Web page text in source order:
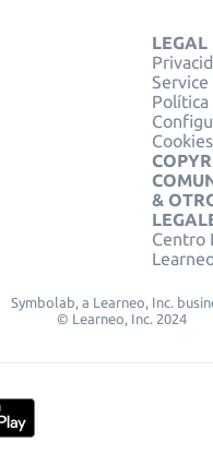
LEGAL
Service
Política
Cookies
&
Centro
Symbolab, a Learneo, Inc.
© Learneo, Inc. 2024